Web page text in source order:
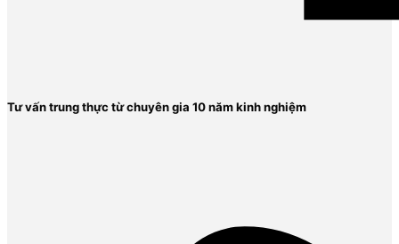
Tư vấn trung thực từ chuyên gia 10 năm kinh nghiệm